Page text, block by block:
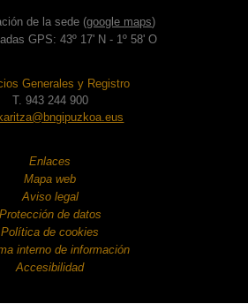
de la sede (google maps)
GPS: 43º 17' N - 1º 58' O
Generales y Registro
T. 943 244 900
Enlaces
Mapa web
Aviso legal
Protección de datos
Política de cookies
interno de información
Accesibilidad